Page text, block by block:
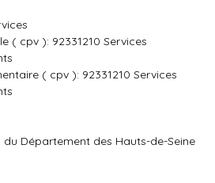
( cpv ): 92331210 Services
( cpv ): 92331210 Services
Département des Hauts-de-Seine